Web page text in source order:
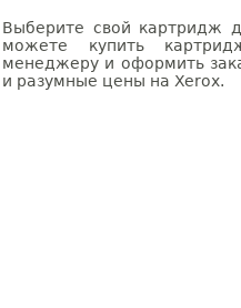
Выберите свой картридж
можете купить
менеджеру и оформить
и разумные цены на Xerox.